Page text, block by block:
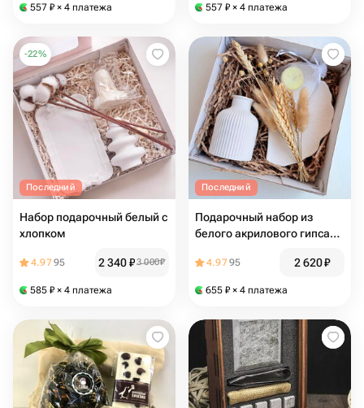
557 ₽ × 4 платежа 557 ₽ × 4 платежа
-22%
Последний
Набор подарочный белый с
хлопком
4.9795 2 340₽3 000₽
585 ₽ × 4 платежа
Последний
Подарочный набор из
белого акрилового гипса
сухоцветов
4.9795 2 620₽
655 ₽ × 4 платежа